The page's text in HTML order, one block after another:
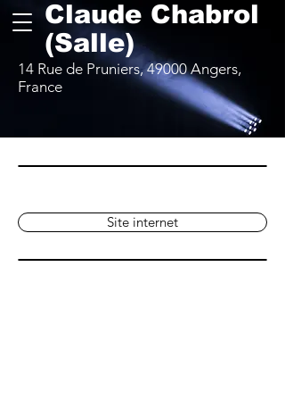
Claude Chabrol
(Salle)
14 Rue de Pruniers, 49000 Angers,
France
Site internet